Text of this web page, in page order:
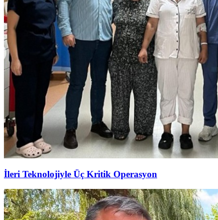
İleri Teknolojiyle Üç Kritik Operasyon